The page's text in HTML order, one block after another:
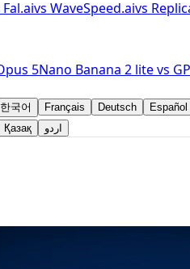
Fal.aivs WaveSpeed.aivs
5Nano Banana 2 litevs
한국어 Français Deutsch Español
Қазақ اردو